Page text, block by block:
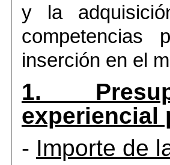
y la
inserción en el
1.
experiencial
- Importe de